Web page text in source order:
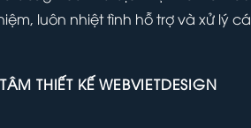
luôn nhiệt tình hỗ trợ và xử lý
THIẾT KẾ WEBVIETDESIGN